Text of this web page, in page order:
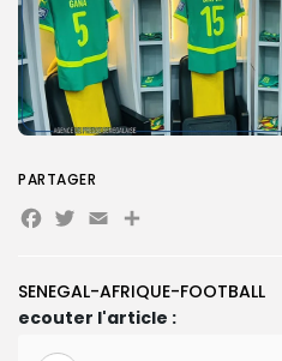
FR
SENEGAL-AFRIQUE-FOOTBALL
ecouter l'article :
PARTAGER
Facebook
Twitter
EmailPartager